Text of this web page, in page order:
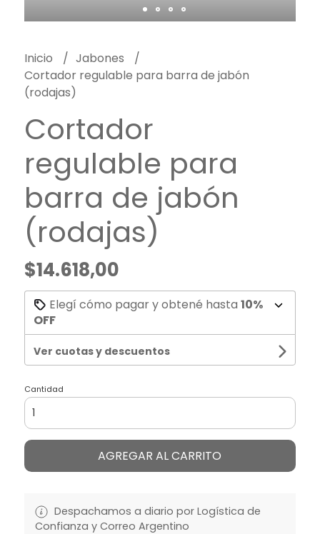
Inicio
Jabones
Cortador regulable para barra de jabón
(rodajas)
Cortador
regulable para
barra de jabón
(rodajas)
$14.618,00
Elegí cómo pagar y obtené hasta 10%
OFF
Ver cuotas y descuentos
Cantidad
AGREGAR AL CARRITO
Despachamos a diario por Logística de
Confianza y Correo Argentino